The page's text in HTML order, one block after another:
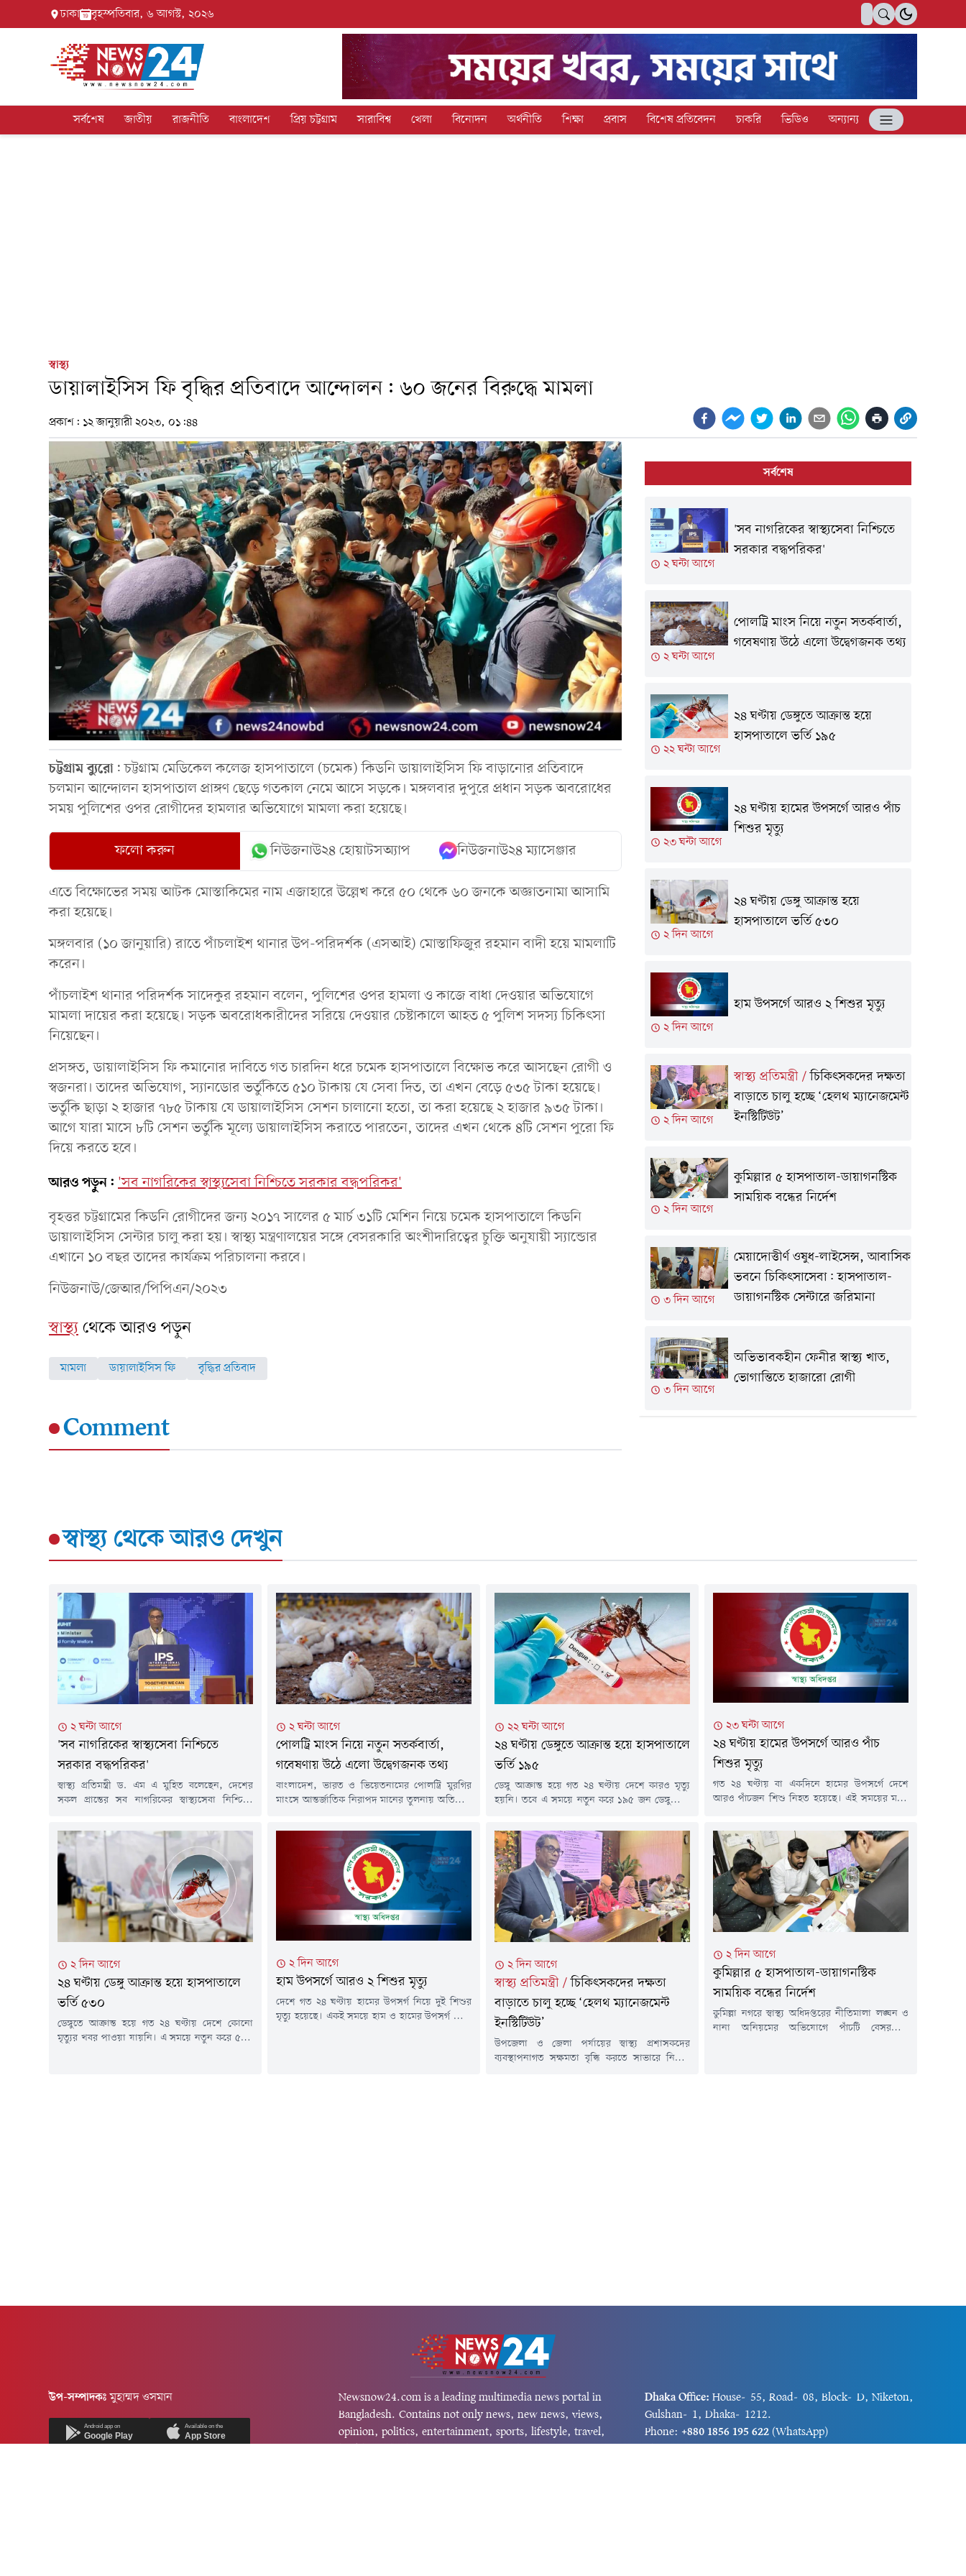
ঢাকা বৃহস্পতিবার, ৬ আগস্ট, ২০২৬
সর্বশেষ জাতীয় রাজনীতি বাংলাদেশ প্রিয় চট্টগ্রাম সারাবিশ্ব খেলা বিনোদন অর্থনীতি শিক্ষা প্রবাস বিশেষ প্রতিবেদন চাকরি ভিডিও অন্যান্য
স্বাস্থ্য
ডায়ালাইসিস ফি বৃদ্ধির প্রতিবাদে আন্দোলন: ৬০ জনের বিরুদ্ধে মামলা
প্রকাশ: ১২ জানুয়ারী ২০২৩, ০১:৪৪
চট্টগ্রামব্যুরো : চট্টগ্রাম মেডিকেল কলেজ হাসপাতালে (চমেক) কিডনি ডায়ালাইসিস ফি বাড়ানোর প্রতিবাদে
চলমান আন্দোলন হাসপাতাল প্রাঙ্গণ ছেড়ে গতকাল নেমে আসে সড়কে। মঙ্গলবার দুপুরে প্রধান সড়ক অবরোধের
সময় পুলিশের ওপর রোগীদের হামলার অভিযোগে মামলা করা হয়েছে।
ফলো করুন নিউজনাউ২৪ হোয়াটসঅ্যাপ নিউজনাউ২৪ ম্যাসেঞ্জার
এতে বিক্ষোভের সময় আটক মোস্তাকিমের নাম এজাহারে উল্লেখ করে ৫০ থেকে ৬০ জনকে অজ্ঞাতনামা আসামি
করা হয়েছে।
মঙ্গলবার (১০ জানুয়ারি) রাতে পাঁচলাইশ থানার উপ-পরিদর্শক (এসআই) মোস্তাফিজুর রহমান বাদী হয়ে মামলাটি
করেন।
পাঁচলাইশ থানার পরিদর্শক সাদেকুর রহমান বলেন, পুলিশের ওপর হামলা ও কাজে বাধা দেওয়ার অভিযোগে
মামলা দায়ের করা হয়েছে। সড়ক অবরোধকারীদের সরিয়ে দেওয়ার চেষ্টাকালে আহত ৫ পুলিশ সদস্য চিকিৎসা
নিয়েছেন।
প্রসঙ্গত, ডায়ালাইসিস ফি কমানোর দাবিতে গত চারদিন ধরে চমেক হাসপাতালে বিক্ষোভ করে আসছেন রোগী ও
স্বজনরা। তাদের অভিযোগ, স্যানডোর ভর্তুকিতে ৫১০ টাকায় যে সেবা দিত, তা এখন বেড়ে ৫৩৫ টাকা হয়েছে।
ভর্তুকি ছাড়া ২ হাজার ৭৮৫ টাকায় যে ডায়ালাইসিস সেশন চালানো হতো, তা করা হয়েছে ২ হাজার ৯৩৫ টাকা।
আগে যারা মাসে ৮টি সেশন ভর্তুকি মূল্যে ডায়ালাইসিস করাতে পারতেন, তাদের এখন থেকে ৪টি সেশন পুরো ফি
দিয়ে করতে হবে।
আরও পড়ুন: 'সব নাগরিকের স্বাস্থ্যসেবা নিশ্চিতে সরকার বদ্ধপরিকর'
বৃহত্তর চট্টগ্রামের কিডনি রোগীদের জন্য ২০১৭ সালের ৫ মার্চ ৩১টি মেশিন নিয়ে চমেক হাসপাতালে কিডনি
ডায়ালাইসিস সেন্টার চালু করা হয়। স্বাস্থ্য মন্ত্রণালয়ের সঙ্গে বেসরকারি অংশীদারিত্বের চুক্তি অনুযায়ী স্যান্ডোর
এখানে ১০ বছর তাদের কার্যক্রম পরিচালনা করবে।
নিউজনাউ/জেআর/পিপিএন/২০২৩
স্বাস্থ্যথেকে আরও পড়ুন
মামলা ডায়ালাইসিস ফি বৃদ্ধির প্রতিবাদ
Comment
সর্বশেষ
২ ঘন্টা আগে
'সব নাগরিকের স্বাস্থ্যসেবা নিশ্চিতে
সরকার বদ্ধপরিকর'
২ ঘন্টা আগে
পোলট্রি মাংস নিয়ে নতুন সতর্কবার্তা,
গবেষণায় উঠে এলো উদ্বেগজনক তথ্য
২২ ঘন্টা আগে
২৪ ঘণ্টায় ডেঙ্গুতে আক্রান্ত হয়ে
হাসপাতালে ভর্তি ১৯৫
২৩ ঘন্টা আগে
২৪ ঘণ্টায় হামের উপসর্গে আরও পাঁচ
শিশুর মৃত্যু
২ দিন আগে
২৪ ঘণ্টায় ডেঙ্গু আক্রান্ত হয়ে
হাসপাতালে ভর্তি ৫৩০
২ দিন আগে
হাম উপসর্গে আরও ২ শিশুর মৃত্যু
২ দিন আগে
স্বাস্থ্য প্রতিমন্ত্রী/চিকিৎসকদের দক্ষতা
বাড়াতে চালু হচ্ছে ‘হেলথ ম্যানেজমেন্ট
ইনস্টিটিউট’
২ দিন আগে
কুমিল্লার ৫ হাসপাতাল-ডায়াগনস্টিক
সাময়িক বন্ধের নির্দেশ
৩ দিন আগে
মেয়াদোত্তীর্ণ ওষুধ-লাইসেন্স, আবাসিক
ভবনে চিকিৎসাসেবা: হাসপাতাল-
ডায়াগনস্টিক সেন্টারে জরিমানা
৩ দিন আগে
অভিভাবকহীন ফেনীর স্বাস্থ্য খাত,
ভোগান্তিতে হাজারো রোগী
স্বাস্থ্য থেকে আরও দেখুন
২ ঘন্টা আগে
'সব নাগরিকের স্বাস্থ্যসেবা নিশ্চিতে
সরকার বদ্ধপরিকর'
স্বাস্থ্য প্রতিমন্ত্রী ড. এম এ মুহিত বলেছেন, দেশের
সকল প্রান্তের সব নাগরিকের স্বাস্থ্যসেবা নিশ্চিতে
রাজধানীর একটি হোটেলে আন্তর্জাতিক ডায়াবেটিস
প্রতিরোধ শীর্ষ সম্মেলনে এ কথা জানান তিনি। স্বাস্থ্য
প্রতিমন্ত্রী বলেন, স্বাস্থ্যসেবাকে প্রান্তিক পর্যায়ে পৌঁছে
দেয়ার জন্য সরকার কাজ করছে। সেখানে অবশ্যই
স্বাস্থ্য বিশেষজ্ঞ, গবেষক, উন্নয়ন সহযোগী...
২ ঘন্টা আগে
পোলট্রি মাংস নিয়ে নতুন সতর্কবার্তা,
গবেষণায় উঠে এলো উদ্বেগজনক তথ্য
বাংলাদেশ, ভারত ও ভিয়েতনামের পোলট্রি মুরগির
মাংসে আন্তর্জাতিক নিরাপদ মানের তুলনায় অতিরিক্ত
যুক্তরাজ্যের লন্ডনভিত্তিক রয়্যাল ভেটেরিনারি কলেজ
(আরভিসি) পরিচালিত এক গবেষণায় এ তথ্য উঠে
এসেছে। গবেষণায় বলা হয়েছে, তিন দেশের মুরগির
মাংসের কিছু নমুনায় অ্যান্টিমাইক্রোবিয়ালের মাত্রা
বৈশ্বিক নির্ধারিত সীমার চেয়ে উল্লেখযোগ্যভাবে বেশি।
অ্যান্টিমাইক্রোবিয়াল হলো এমন ওষুধ বা...
২২ ঘন্টা আগে
২৪ ঘণ্টায় ডেঙ্গুতে আক্রান্ত হয়ে হাসপাতালে
ভর্তি ১৯৫
ডেঙ্গু আক্রান্ত হয়ে গত ২৪ ঘণ্টায় দেশে কারও মৃত্যু
হয়নি। তবে এ সময়ে নতুন করে ১৯৫ জন ডেঙ্গুরোগী
স্বাস্থ্য অধিদপ্তরের হেলথ ইমার্জেন্সি অপারেশন সেন্টার
ও কন্ট্রোল রুম থেকে পাঠানো ডেঙ্গু বিষয়ক এক প্রেস
বিজ্ঞপ্তিতে এ তথ্য জানানো হয়।এতে বলা হয়, গত ২৪
ঘণ্টায় ডেঙ্গু...
২৩ ঘন্টা আগে
২৪ ঘণ্টায় হামের উপসর্গে আরও পাঁচ
শিশুর মৃত্যু
গত ২৪ ঘণ্টায় বা একদিনে হামের উপসর্গে দেশে
আরও পাঁচজন শিশু নিহত হয়েছে। এই সময়ের মধ্যে
উপসর্গ নিয়ে ৭৫৮ শিশুর মৃত্যু হয়েছে। নিশ্চিত হামে
মারা গেছে ৯৬ জন। সব মিলিয়ে মৃতের সংখ্যা...
২ দিন আগে
২৪ ঘণ্টায় ডেঙ্গু আক্রান্ত হয়ে হাসপাতালে
ভর্তি ৫৩০
ডেঙ্গুতে আক্রান্ত হয়ে গত ২৪ ঘণ্টায় দেশে কোনো
মৃত্যুর খবর পাওয়া যায়নি। এ সময়ে নতুন করে ৫৩০
২ দিন আগে
হাম উপসর্গে আরও ২ শিশুর মৃত্যু
দেশে গত ২৪ ঘণ্টায় হামের উপসর্গ নিয়ে দুই শিশুর
মৃত্যু হয়েছে। একই সময়ে হাম ও হামের উপসর্গ নিয়ে
২ দিন আগে
স্বাস্থ্য প্রতিমন্ত্রী /চিকিৎসকদের দক্ষতা
বাড়াতে চালু হচ্ছে ‘হেলথ ম্যানেজমেন্ট
ইনস্টিটিউট’
উপজেলা ও জেলা পর্যায়ের স্বাস্থ্য প্রশাসকদের
ব্যবস্থাপনাগত সক্ষমতা বৃদ্ধি করতে সাভারে নির্মিত
২ দিন আগে
কুমিল্লার ৫ হাসপাতাল-ডায়াগনস্টিক
সাময়িক বন্ধের নির্দেশ
কুমিল্লা নগরে স্বাস্থ্য অধিদপ্তরের নীতিমালা লঙ্ঘন ও
নানা অনিয়মের অভিযোগে পাঁচটি বেসরকারি
উপ-সম্পাদকঃমুহাম্মদ ওসমান
Android app on
Google Play
Available on the
App Store
Newsnow24.com is a leading multimedia news portal in
Bangladesh. Contains not only news, new news, views,
opinion, politics, entertainment, sports, lifestyle, travel,
Dhaka Office: House-55, Road-08, Block-D, Niketon,
Gulshan-1, Dhaka-1212.
Phone: +880 1856 195 622 (WhatsApp)